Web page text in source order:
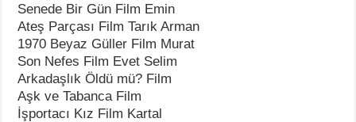
Senede Bir Gün Film Emin
Ateş Parçası Film Tarık Arman
1970 Beyaz Güller Film Murat
Son Nefes Film Evet Selim
Arkadaşlık Öldü mü? Film
Aşk ve Tabanca Film
İşportacı Kız Film Kartal